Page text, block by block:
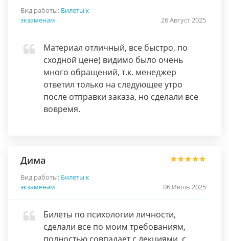
Вид работы: Билеты к
экзаменам
26 Август 2025
Материал отличный, все быстро, по
сходной цене) видимо было очень
много обращений, т.к. менеджер
ответил только на следующее утро
после отправки заказа, но сделали все
вовремя.
Дима
Вид работы: Билеты к
экзаменам
06 Июль 2025
Билеты по психологии личности,
сделали все по моим требованиям,